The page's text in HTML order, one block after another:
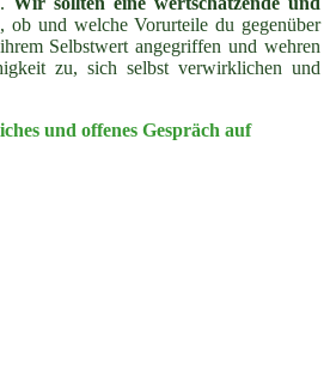
ob und welche Vorurteile du gegenüber
Selbstwert angegriffen und wehren
zu, sich selbst verwirklichen und
und offenes Gespräch auf